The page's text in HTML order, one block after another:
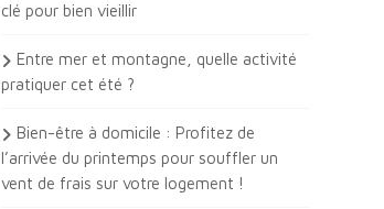
clé pour bien vieillir
Entre mer et montagne, quelle activité
pratiquer cet été ?
Bien-être à domicile : Profitez de
l’arrivée du printemps pour souffler un
vent de frais sur votre logement !